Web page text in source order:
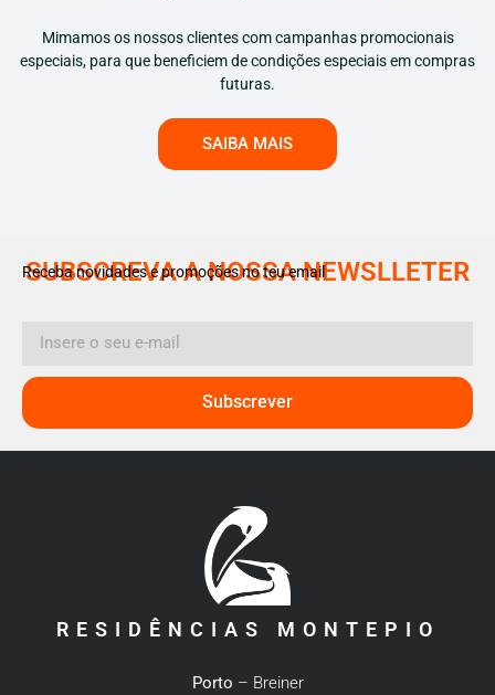
Mimamos os nossos clientes com campanhas promocionais
especiais, para que beneficiem de condições especiais em compras
futuras.
SAIBA MAIS
SUBSCREVA A NOSSA NEWSLLETER
Receba novidades e promoções no teu email
Subscrever
RESIDÊNCIAS MONTEPIO
Porto – Breiner